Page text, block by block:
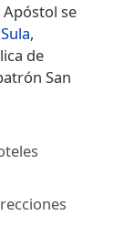
se
,
de
San